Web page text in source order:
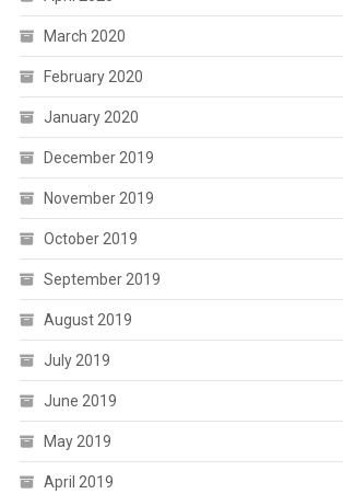
March 2020
February 2020
January 2020
December 2019
November 2019
October 2019
September 2019
August 2019
July 2019
June 2019
May 2019
April 2019